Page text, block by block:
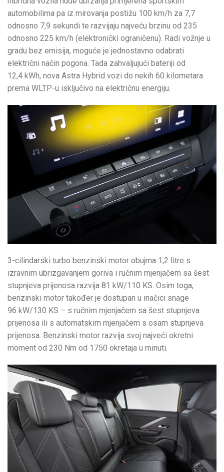
automobilima pa iz mirovanja postižu 100 km/h za 7,7
odnosno 7,9 sekundi te razvijaju najveću brzinu od 235
odnosno 225 km/h (elektronički ograničenu). Radi vožnje u
gradu bez emisija, moguće je jednostavno odabrati
električni način pogona. Tada zahvaljujući bateriji od
12,4 kWh, nova Astra Hybrid vozi do nekih 60 kilometara
prema WLTP-u isključivo na električnu energiju.
3-cilindarski turbo benzinski motor obujma 1,2 litre s
izravnim ubrizgavanjem goriva i ručnim mjenjačem sa šest
stupnjeva prijenosa razvija 81 kW/110 KS. Osim toga,
benzinski motor također je dostupan u inačici snage
96 kW/130 KS – s ručnim mjenjačem sa šest stupnjeva
prijenosa ili s automatskim mjenjačem s osam stupnjeva
prijenosa. Benzinski motor razvija svoj najveći okretni
moment od 230 Nm od 1750 okretaja u minuti.